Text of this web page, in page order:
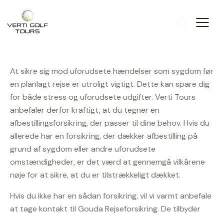
At sikre sig mod uforudsete hændelser som sygdom før
en planlagt rejse er utroligt vigtigt. Dette kan spare dig
for både stress og uforudsete udgifter. Verti Tours
anbefaler derfor kraftigt, at du tegner en
afbestillingsforsikring, der passer til dine behov. Hvis du
allerede har en forsikring, der dækker afbestilling på
grund af sygdom eller andre uforudsete
omstændigheder, er det værd at gennemgå vilkårene
nøje for at sikre, at du er tilstrækkeligt dækket.
Hvis du ikke har en sådan forsikring, vil vi varmt anbefale
at tage kontakt til Gouda Rejseforsikring. De tilbyder